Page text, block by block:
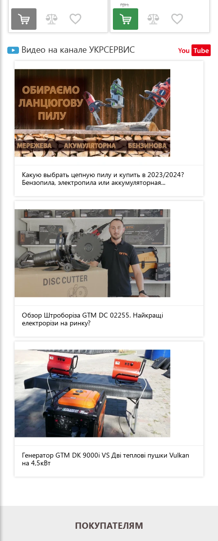
грн.
Видео на канале УКРСЕРВИС
Какую выбрать цепную пилу и купить в 2023/2024?
Бензопила, электропила или аккумуляторная...
Обзор Штроборіза GTM DC 02255. Найкращі
електрорізи на ринку?
Генератор GTM DK 9000i VS Дві теплові пушки Vulkan
на 4,5кВт
ПОКУПАТЕЛЯМ